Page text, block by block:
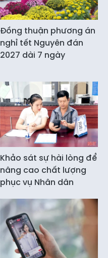
Đồng thuận phương án
nghỉ tết Nguyên đán
2027 dài 7 ngày
Khảo sát sự hài lòng để
nâng cao chất lượng
phục vụ Nhân dân